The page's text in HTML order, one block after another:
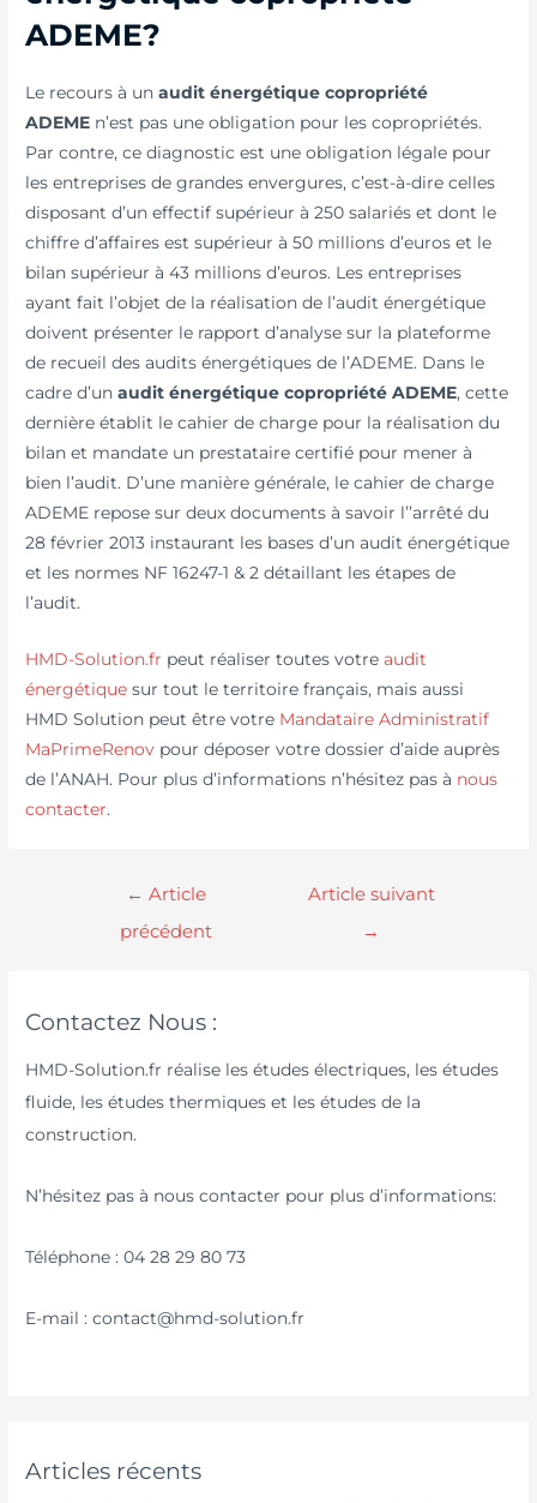
ADEME?
Le recours à unaudit énergétique copropriété
ADEME n’est pas une obligation pour les copropriétés.
Par contre, ce diagnostic est une obligation légale pour
les entreprises de grandes envergures, c’est-à-dire celles
disposant d’un effectif supérieur à 250 salariés et dont le
chiffre d’affaires est supérieur à 50 millions d’euros et le
bilan supérieur à 43 millions d’euros. Les entreprises
ayant fait l’objet de la réalisation de l’audit énergétique
doivent présenter le rapport d’analyse sur la plateforme
de recueil des audits énergétiques de l’ADEME. Dans le
cadre d’unaudit énergétique copropriété ADEME, cette
dernière établit le cahier de charge pour la réalisation du
bilan et mandate un prestataire certifié pour mener à
bien l’audit. D’une manière générale, le cahier de charge
ADEME repose sur deux documents à savoir l’’arrêté du
28 février 2013 instaurant les bases d’un audit énergétique
et les normes NF 16247-1 & 2 détaillant les étapes de
l’audit.
HMD-Solution.fr peut réaliser toutes votreaudit
énergétique sur tout le territoire français, mais aussi
HMD Solution peut être votre Mandataire Administratif
MaPrimeRenov pour déposer votre dossier d’aide auprès
de l’ANAH. Pour plus d’informations n’hésitez pas à nous
contacter.
← Article
précédent
Article suivant
→
Contactez Nous :
HMD-Solution.fr réalise les études électriques, les études
fluide, les études thermiques et les études de la
construction.
N’hésitez pas à nous contacter pour plus d’informations:
Téléphone : 04 28 29 80 73
E-mail : contact@hmd-solution.fr
Articles récents